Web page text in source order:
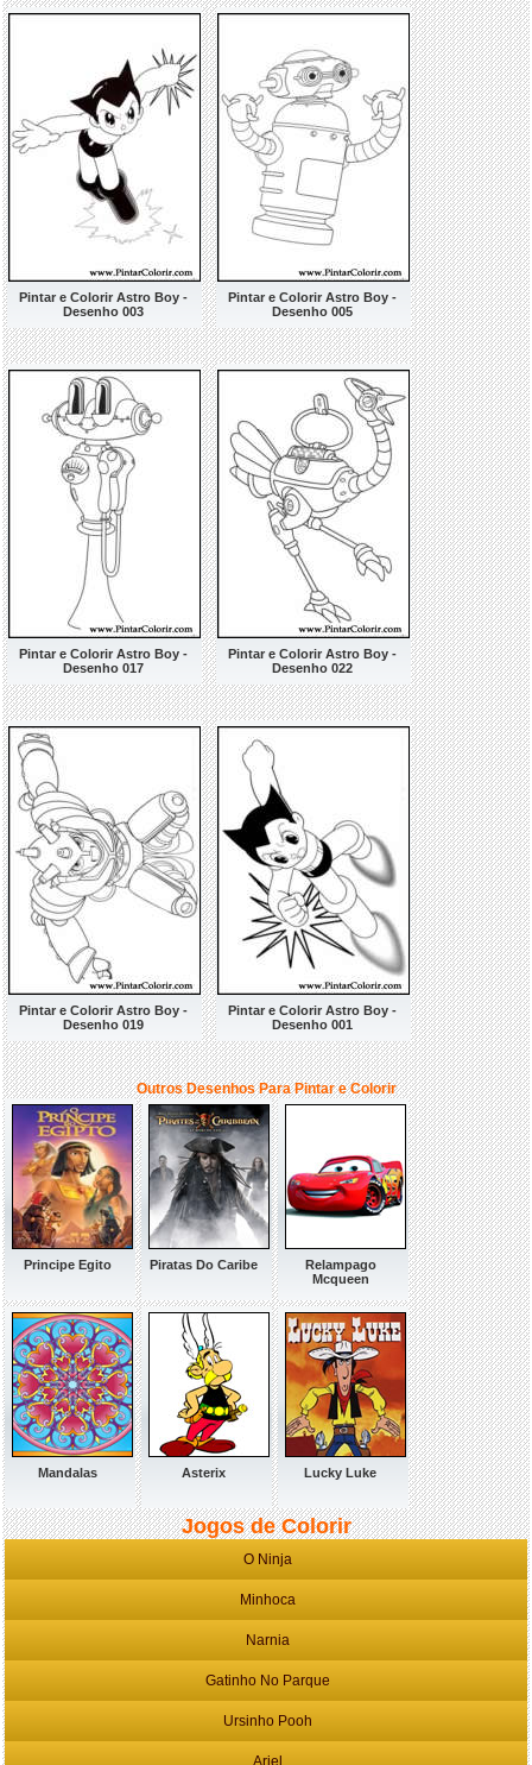
Pintar e Colorir Astro Boy -
Desenho 003
Pintar e Colorir Astro Boy -
Desenho 005
Pintar e Colorir Astro Boy -
Desenho 017
Pintar e Colorir Astro Boy -
Desenho 022
Pintar e Colorir Astro Boy -
Desenho 019
Pintar e Colorir Astro Boy -
Desenho 001
Outros Desenhos Para Pintar e Colorir
Principe Egito Piratas Do Caribe
Relampago
Mcqueen
Mandalas Asterix Lucky Luke
Jogos de Colorir
O Ninja
Minhoca
Narnia
Gatinho No Parque
Ursinho Pooh
Ariel